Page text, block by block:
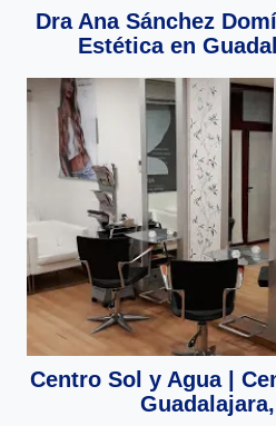
Dra Ana Sánchez
Estética en
Centro Sol y Agua |